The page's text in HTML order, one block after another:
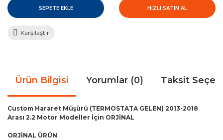
SEPETE EKLE HIZLI SATIN AL
Karşılaştır
Ürün Bilgisi Yorumlar (0) Taksit
Custom Hararet Müşürü (TERMOSTATA GELEN) 2013-2018
Arası 2.2 Motor Modeller İçin ORJİNAL
ORJİNAL ÜRÜN